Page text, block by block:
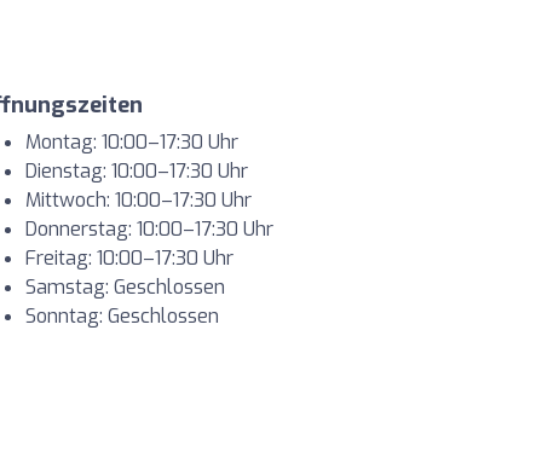
Montag: 10:00–17:30 Uhr
Dienstag: 10:00–17:30 Uhr
Mittwoch: 10:00–17:30 Uhr
Donnerstag: 10:00–17:30 Uhr
Freitag: 10:00–17:30 Uhr
Samstag: Geschlossen
Sonntag: Geschlossen